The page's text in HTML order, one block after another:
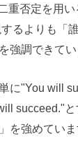
重否定を用
るよりも「
強調できてい
に"You will
succeed."
を強めていま